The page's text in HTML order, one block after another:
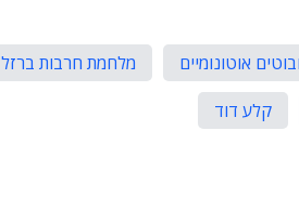
אוטונומיים
מלחמת חרבות ברזל
קלע דוד